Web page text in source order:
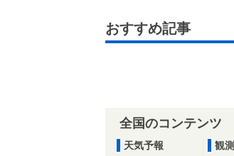
おすすめ記事
全国のコンテンツ
天気予報
観測